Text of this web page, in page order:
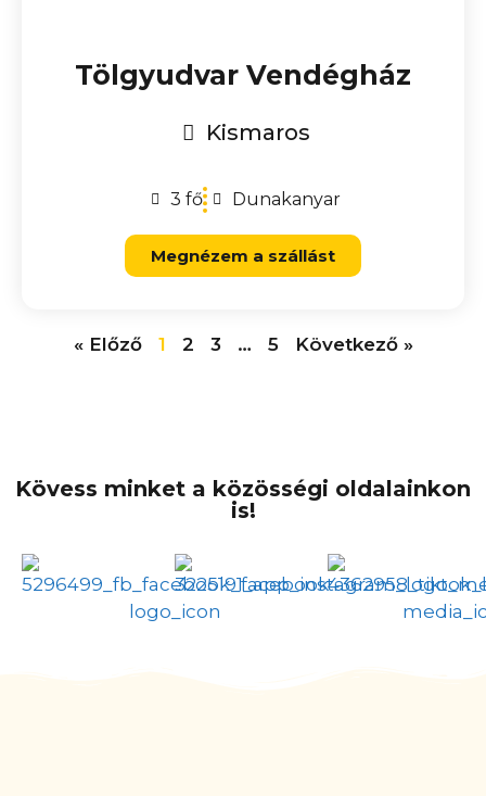
Tölgyudvar Vendégház
Kismaros
3 fő Dunakanyar
Megnézem a szállást
« Előző 1 2 3 … 5 Következő »
Kövess minket a közösségi oldalainkon
is!